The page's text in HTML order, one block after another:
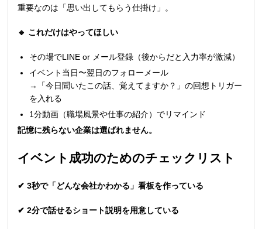
重要なのは「思い出してもらう仕掛け」。
🔹 これだけはやってほしい
その場でLINE or メール登録（後からだと入力率が激減）
イベント当日〜翌日のフォローメール
→「今日聞いたこの話、覚えてますか？」の回想トリガー
を入れる
1分動画（職場風景や仕事の紹介）でリマインド
記憶に残らない企業は選ばれません。
イベント成功のためのチェックリスト
✔ 3秒で「どんな会社かわかる」看板を作っている
✔ 2分で話せるショート説明を用意している